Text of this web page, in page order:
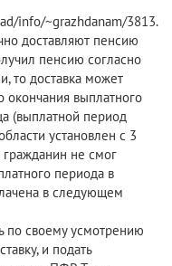
info/~grazhdanam/3813.
доставляют пенсию
пенсию согласно
то доставка может
окончания выплатного
(выплатной период
установлен с 3
не смог
периода в
в следующем
по своему усмотрению
и подать